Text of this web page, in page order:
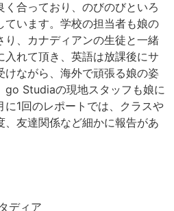
合っており、のびのびといろ
ています。学校の担当者も娘の
り、カナディアンの生徒と一緒
入れて頂き、英語は放課後にサ
けながら、海外で頑張る娘の姿
go Studiaの現地スタッフも娘に
に1回のレポートでは、クラスや
友達関係など細かに報告があ
ディア